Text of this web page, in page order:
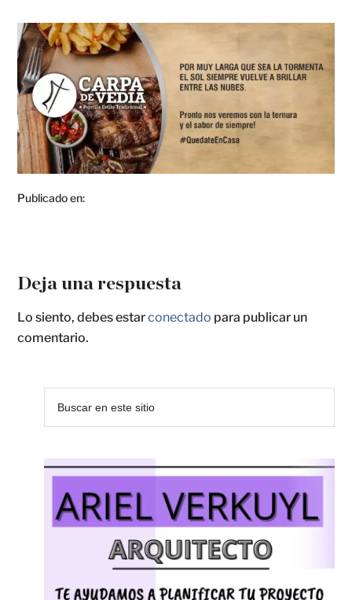
Publicado en:
Deja una respuesta
Lo siento, debes estarconectado para publicar un
comentario.